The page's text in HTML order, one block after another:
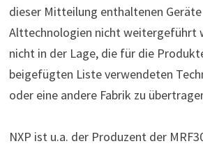
dieser Mitteilung enthaltenen
Alttechnologien nicht weitergeführt
nicht in der Lage, die für die
beigefügten Liste verwendeten
oder eine andere Fabrik zu
NXP ist u.a. der Produzent der